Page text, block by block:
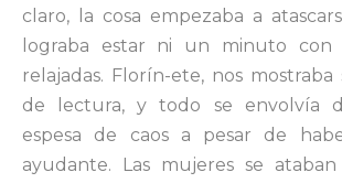
claro, la cosa empezaba a
lograba estar ni un minuto con
relajadas. Florín-ete, nos
de lectura, y todo se envolvía
espesa de caos a pesar de
ayudante. Las mujeres se